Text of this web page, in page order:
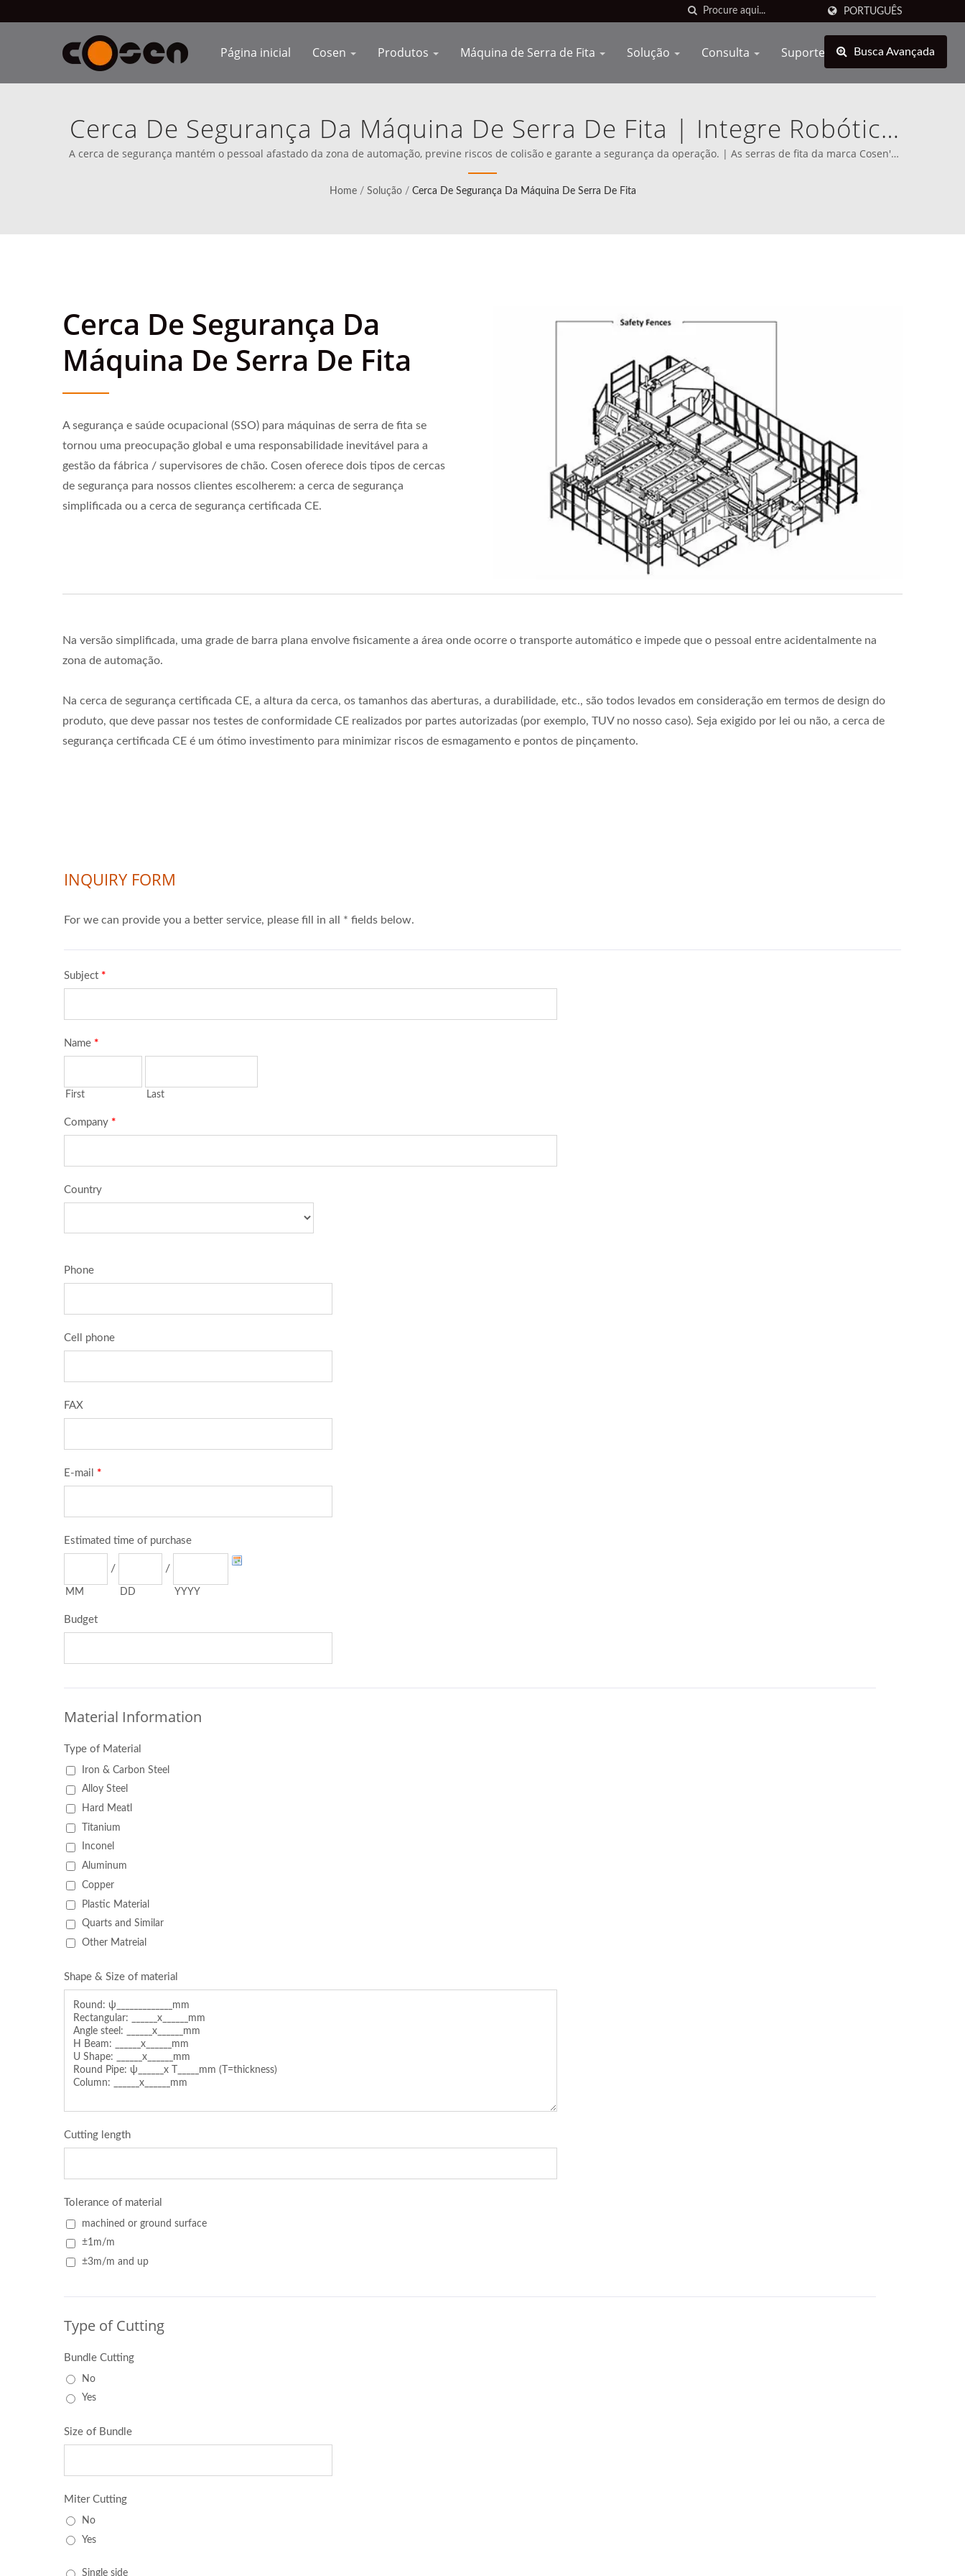
PORTUGUÊS
Página inicial Cosen Produtos Máquina de Serra de Fita Solução Consulta Suporte Busca Avançada
Cerca De Segurança Da Máquina De Serra De Fita | Integre Robótica
De Ponta Em Seu Processo De Manufatura
A cerca de segurança mantém o pessoal afastado da zona de automação, previne riscos de colisão e garante a segurança da operação. | As serras de fita da marca Cosen's
estão disponíveis para venda em 80 países, incluindo a América do Norte (desde 1989), Cosen desde o início, deixou clara sua missão de competir diretamente com os
melhores do mundo.
Home / Solução / Cerca De Segurança Da Máquina De Serra De Fita
Cerca De Segurança Da
Máquina De Serra De Fita
A segurança e saúde ocupacional (SSO) para máquinas de serra de fita se
tornou uma preocupação global e uma responsabilidade inevitável para a
gestão da fábrica / supervisores de chão. Cosen oferece dois tipos de cercas
de segurança para nossos clientes escolherem: a cerca de segurança
simplificada ou a cerca de segurança certificada CE.
Na versão simplificada, uma grade de barra plana envolve fisicamente a área onde ocorre o transporte automático e impede que o pessoal entre acidentalmente na
zona de automação.
Na cerca de segurança certificada CE, a altura da cerca, os tamanhos das aberturas, a durabilidade, etc., são todos levados em consideração em termos de design do
produto, que deve passar nos testes de conformidade CE realizados por partes autorizadas (por exemplo, TUV no nosso caso). Seja exigido por lei ou não, a cerca de
segurança certificada CE é um ótimo investimento para minimizar riscos de esmagamento e pontos de pinçamento.